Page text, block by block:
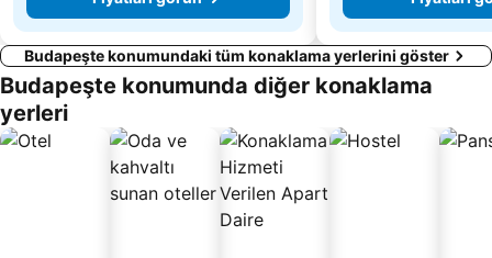
Budapeşte konumundaki tüm konaklama yerlerini göster
Budapeşte konumunda diğer konaklama
yerleri